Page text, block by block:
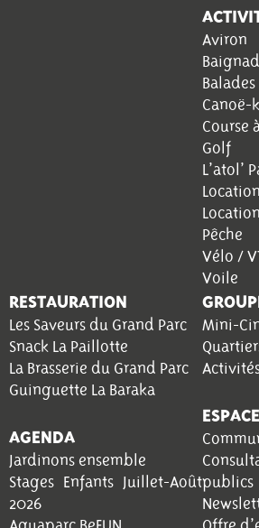
Aviron
Canoë-
Course
Golf
L’atol’
Pêche
Vélo /
Voile
RESTAURATION
Les Saveurs du Grand Parc
Snack La Paillotte
La Brasserie du Grand Parc
Guinguette La Baraka
AGENDA
Jardinons ensemble
Stages Enfants Juillet-Août
2026
Mini-
publics